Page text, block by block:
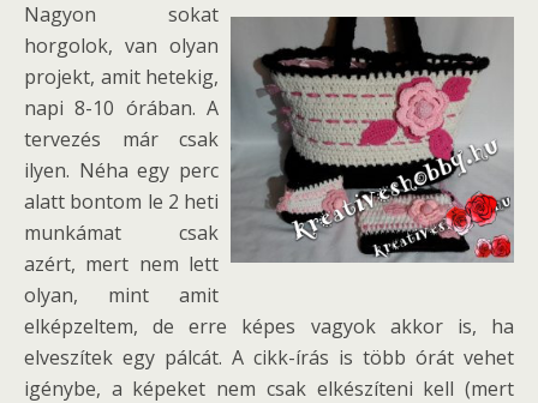
Nagyon sokat
horgolok, van olyan
projekt, amit hetekig,
napi 8-10 órában. A
tervezés már csak
ilyen. Néha egy perc
alatt bontom le 2 heti
munkámat csak
azért, mert nem lett
olyan, mint amit
elképzeltem, de erre képes vagyok akkor is, ha
elveszítek egy pálcát. A cikk-írás is több órát vehet
igénybe, a képeket nem csak elkészíteni kell (mert